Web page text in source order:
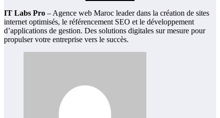
IT Labs Pro – Agence web Maroc leader dans la création de sites
internet optimisés, le référencement SEO et le développement
d’applications de gestion. Des solutions digitales sur mesure pour
propulser votre entreprise vers le succès.